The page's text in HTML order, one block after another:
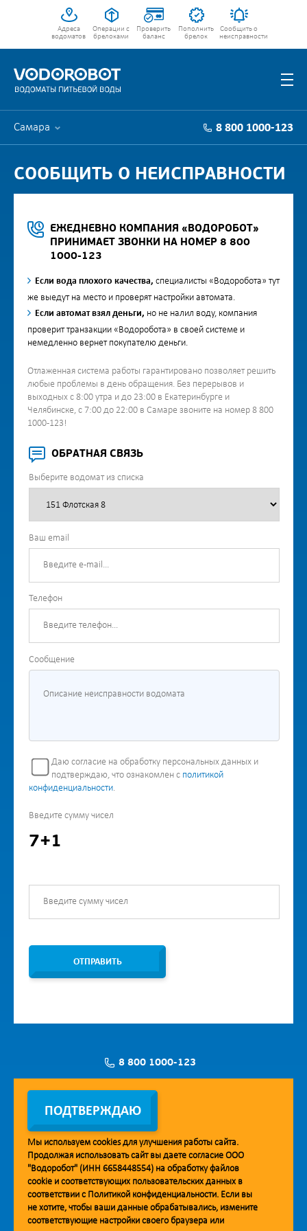
Адреса
водоматов
Операции с
брелоками
Проверить
баланс
Пополнить
брелок
Сообщить о
неисправности
Самара 8 800 1000-123
СООБЩИТЬ О НЕИСПРАВНОСТИ
ЕЖЕДНЕВНО КОМПАНИЯ «ВОДОРОБОТ»
ПРИНИМАЕТ ЗВОНКИ НА НОМЕР 8 800
1000-123
Если вода плохого качества, специалисты «Водоробота» тут
же выедут на место и проверят настройки автомата.
Если автомат взял деньги, но не налил воду, компания
проверит транзакции «Водоробота» в своей системе и
немедленно вернет покупателю деньги.
Отлаженная система работы гарантировано позволяет решить
любые проблемы в день обращения. Без перерывов и
выходных с 8:00 утра и до 23:00 в Екатеринбурге и
Челябинске, с 7:00 до 22:00 в Самаре звоните на номер 8 800
1000-123!
ОБРАТНАЯ СВЯЗЬ
Выберите водомат из списка
Ваш email
Телефон
Сообщение
Даю согласие на обработку персональных данных и
подтверждаю, что ознакомлен с политикой
конфиденциальности.
Введите сумму чисел
7+1
ОТПРАВИТЬ
8 800 1000-123
Заявка на установку
Мобильное приложение Vodorobot
ПОДТВЕРЖДАЮ
Мы используем cookiesдля улучшения работы сайта.
Продолжая использовать сайт вы даете согласие ООО
"Водоробот" (ИНН 6658448554) на обработку файлов
cookie и соответствующих пользовательских данных в
соответствии с Политикой конфиденциальности. Если вы
не хотите, чтобы ваши данные обрабатывались, измените
соответствующие настройки своего браузера или